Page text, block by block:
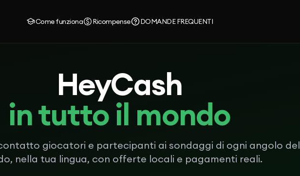
Come funziona Ricompense DOMANDE FREQUENTI
HeyCash
in tutto il mondo
giocatori e partecipanti ai sondaggi di ogni angolo del
nella tua lingua, con offerte locali e pagamenti reali.